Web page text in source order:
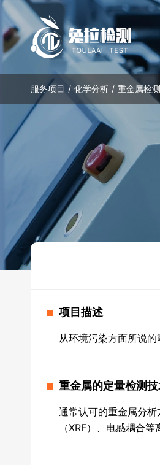
元器件真伪检测
破坏性检测:
刮擦测试
HCT测试（Heated Chemical
无损检测:
标签检测
外观检测 X-RAY检测
CT检测（3D x-ray）
增值服务
编带（Tape and reel ）
ROHS检测 无铅检测
质量认证
兔拉检测
（CMA
14001环
安全管理
服务项目 / 化学分析 / 重金属检测
项目描述
从环境污染方面所说
重金属的定量检测
通常认可的重金属分
（XRF）、电感耦合